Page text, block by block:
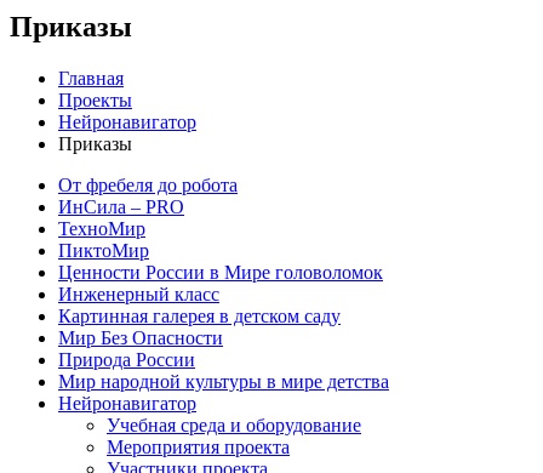
Приказы
Главная
Проекты
Нейронавигатор
Приказы
От фребеля до робота
ИнСила – PRO
ТехноМир
ПиктоМир
Ценности России в Мире головоломок
Инженерный класс
Картинная галерея в детском саду
Мир Без Опасности
Природа России
Мир народной культуры в мире детства
Нейронавигатор
Учебная среда и оборудование
Мероприятия проекта